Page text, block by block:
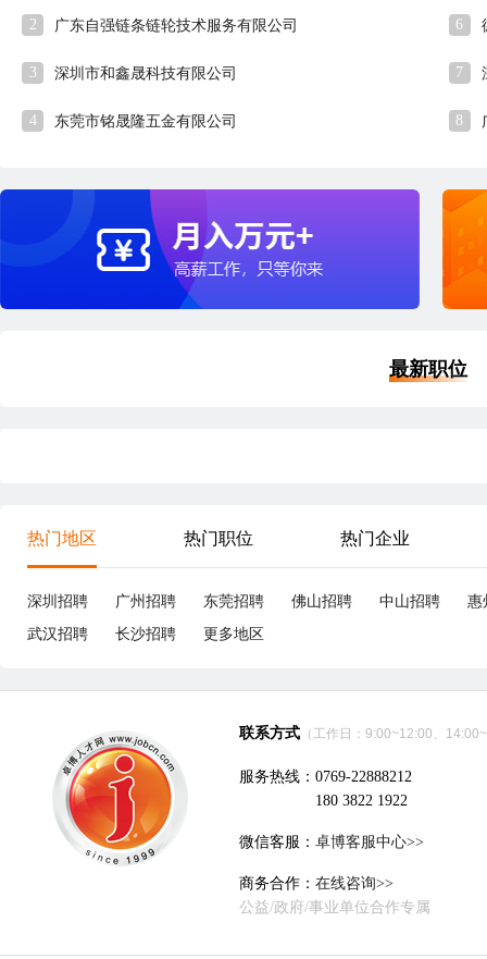
2 广东自强链条链轮技术服务有限公司
3 深圳市和鑫晟科技有限公司
4 东莞市铭晟隆五金有限公司
6
7
8
最新职位
热门地区 热门职位 热门企业
深圳招聘 广州招聘 东莞招聘 佛山招聘 中山招聘
惠
武汉招聘
长沙招聘 更多地区
联系方式 （工作日：9:00~12:00、
服务热线：0769-22888212
180 3822 1922
微信客服： 卓博客服中心>>
商务合作： 在线咨询>>
公益/政府/事业单位合作专属